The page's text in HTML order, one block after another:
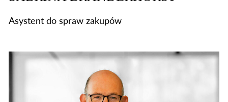
Asystent do spraw zakupów